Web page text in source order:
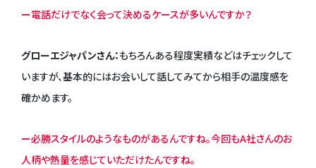
ー電話だけでなく会って決めるケースが多いんですか？
グローエジャパンさん：もちろんある程度実績などはチェックして
いますが、基本的にはお会いして話してみてから相手の温度感を
確かめます。
ー必勝スタイルのようなものがあるんですね。今回もA社さんのお
人柄や熱量を感じていただけたんですね。